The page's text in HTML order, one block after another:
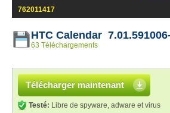
762011417
HTC Calendar
63 Téléchargements
Télécharger maintenant
Testé: Libre de spyware, adware et virus